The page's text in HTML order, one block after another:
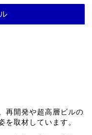
再開発や超高層ビルの
を取材しています。